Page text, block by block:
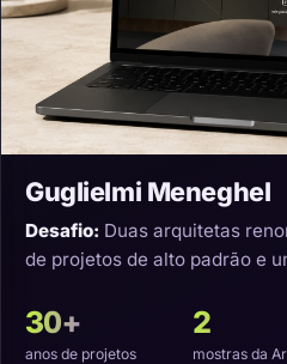
Guglielmi Meneghel
Desafio: Duas arquitetas
de projetos de alto padrão e
30+
anos de projetos
2
mostras da